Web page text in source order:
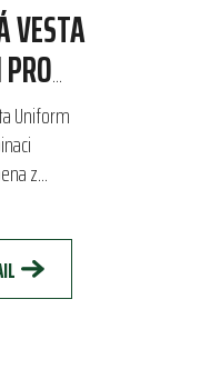
VESTA
Uniform
z
bavlny,